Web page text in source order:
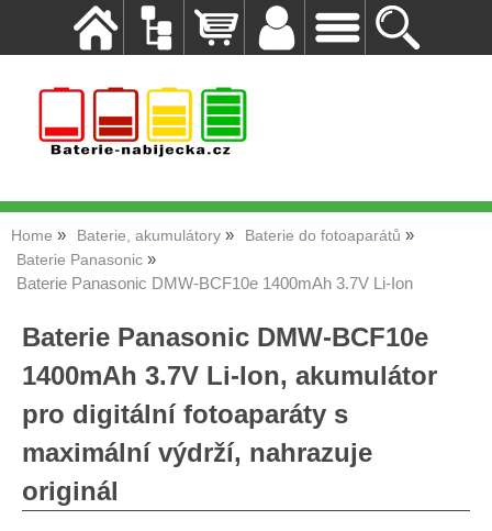
Home Baterie, akumulátory
Baterie do fotoaparátů
Baterie Panasonic
Baterie Panasonic DMW-BCF10e 1400mAh 3.7V Li-Ion
Baterie Panasonic DMW-BCF10e
1400mAh 3.7V Li-Ion, akumulátor
pro digitální fotoaparáty s
maximální výdrží, nahrazuje
originál